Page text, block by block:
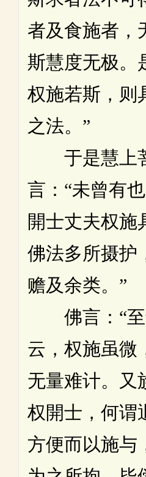
者及食施者，
斯慧度无极。
权施若斯，则
之法。”
于是慧上
言：“未曾有
開士丈夫权施
佛法多所摄护
赡及余类。”
佛言：“至
云，权施虽微
无量难计。又
权開士，何谓
方便而以施与